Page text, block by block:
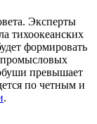
Эксперты
тихоокеанских
формировать
превышает
по четным и
.